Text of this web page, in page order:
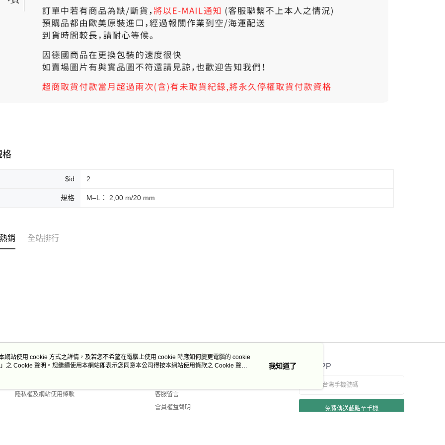
格
$id 2
規格 M–L： 2,00 m/20 mm
銷 全站排行
關於我們
隱私權及網站使用條款
客服資訊
客服留言
會員權益聲明
官方APP
免費傳送載點至手機
網站使用 cookie 方式之詳情，及若您不希望在電腦上使用 cookie 時應如何變更電腦的 cookie
」之 Cookie 聲明。您繼續使用本網站即表示您同意本公司得按本網站使用條款之 Cookie 聲明
我知道了